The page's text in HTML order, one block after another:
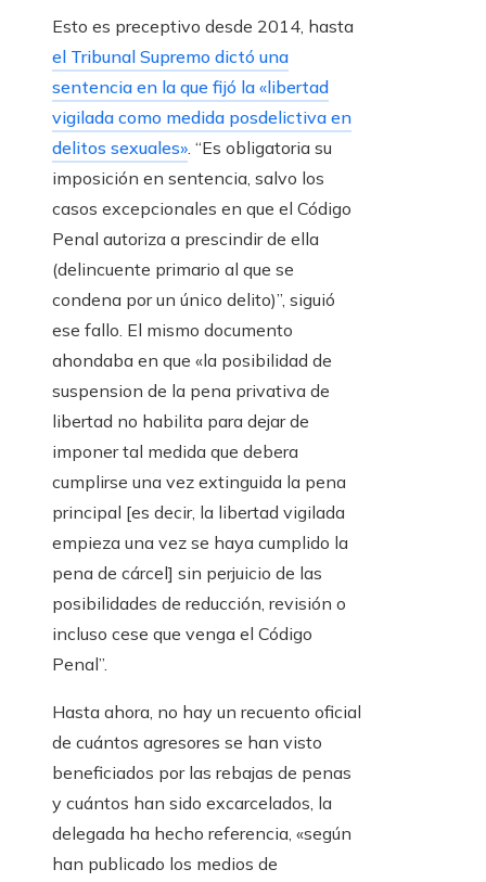
Esto es preceptivo desde 2014, hasta
el Tribunal Supremo dictó una
sentencia en la que fijó la «libertad
vigilada como medida posdelictiva en
delitos sexuales». “Es obligatoria su
imposición en sentencia, salvo los
casos excepcionales en que el Código
Penal autoriza a prescindir de ella
(delincuente primario al que se
condena por un único delito)”, siguió
ese fallo. El mismo documento
ahondaba en que «la posibilidad de
suspension de la pena privativa de
libertad no habilita para dejar de
imponer tal medida que debera
cumplirse una vez extinguida la pena
principal [es decir, la libertad vigilada
empieza una vez se haya cumplido la
pena de cárcel] sin perjuicio de las
posibilidades de reducción, revisión o
incluso cese que venga el Código
Penal”.
Hasta ahora, no hay un recuento oficial
de cuántos agresores se han visto
beneficiados por las rebajas de penas
y cuántos han sido excarcelados, la
delegada ha hecho referencia, «según
han publicado los medios de